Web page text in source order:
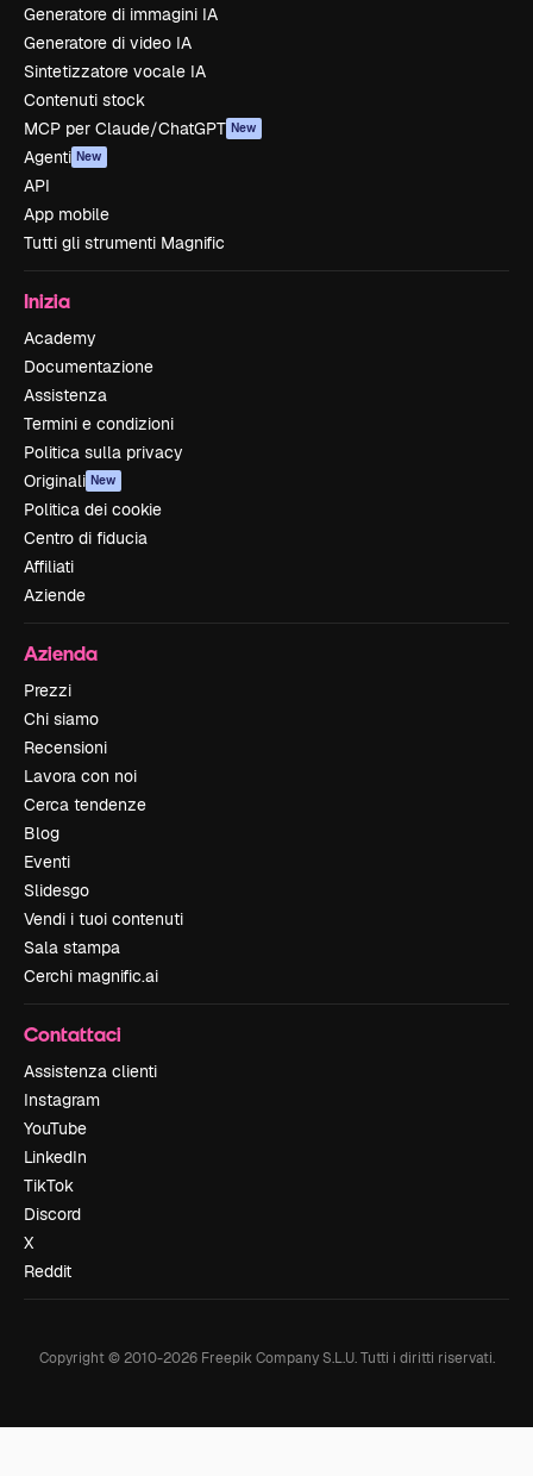
Generatore di immagini IA
Generatore di video IA
Sintetizzatore vocale IA
Contenuti stock
MCP per Claude/ChatGPT New
Agenti New
API
App mobile
Tutti gli strumenti Magnific
Inizia
Academy
Documentazione
Assistenza
Termini e condizioni
Politica sulla privacy
Originali New
Politica dei cookie
Centro di fiducia
Affiliati
Aziende
Azienda
Prezzi
Chi siamo
Recensioni
Lavora con noi
Cerca tendenze
Blog
Eventi
Slidesgo
Vendi i tuoi contenuti
Sala stampa
Cerchi magnific.ai
Contattaci
Assistenza clienti
Instagram
YouTube
LinkedIn
TikTok
Discord
X
Reddit
Copyright © 2010-2026Freepik Company S.L.U. Tutti i diritti riservati.